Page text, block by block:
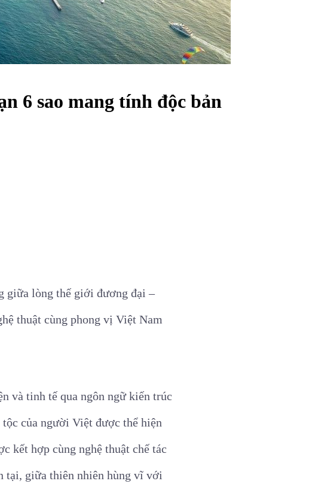
6 sao mang tính độc bản
giữa lòng thế giới đương đại –
thuật cùng phong vị Việt Nam
và tinh tế qua ngôn ngữ kiến trúc
của người Việt được thể hiện
kết hợp cùng nghệ thuật chế tác
tại, giữa thiên nhiên hùng vĩ với